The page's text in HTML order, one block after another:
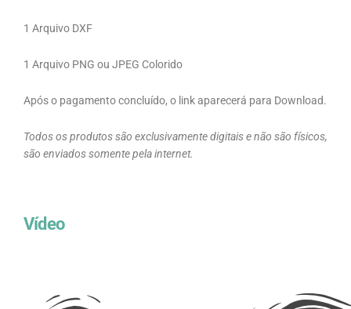
1 Arquivo DXF
1 Arquivo PNG ou JPEG Colorido
Após o pagamento concluído, o link aparecerá para Download.
Todos os produtos são exclusivamente digitais e não são físicos,
são enviados somente pela internet.
Vídeo